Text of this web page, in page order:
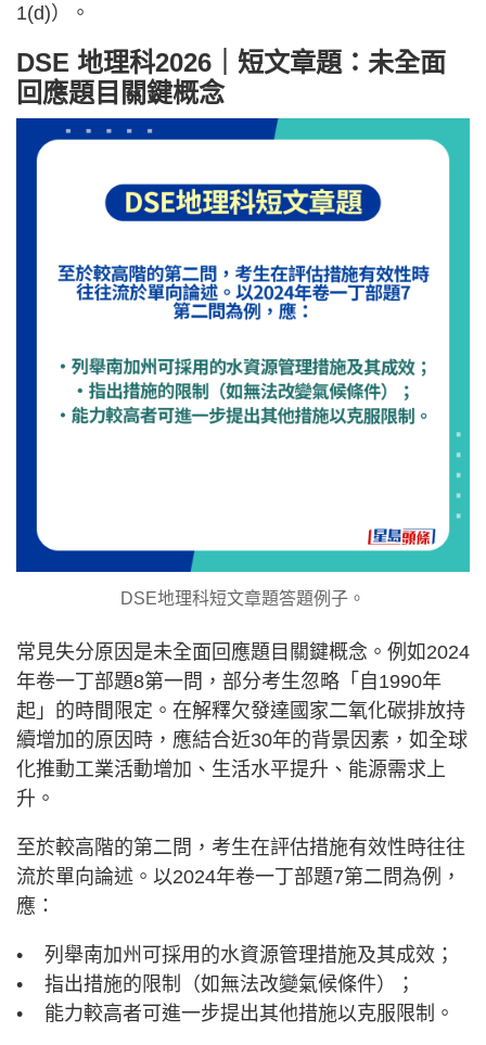
1(d)）。
DSE 地理科2026｜短文章題：未全面
回應題目關鍵概念
DSE地理科短文章題答題例子。
常見失分原因是未全面回應題目關鍵概念。例如2024
年卷一丁部題8第一問，部分考生忽略「自1990年
起」的時間限定。在解釋欠發達國家二氧化碳排放持
續增加的原因時，應結合近30年的背景因素，如全球
化推動工業活動增加、生活水平提升、能源需求上
升。
至於較高階的第二問，考生在評估措施有效性時往往
流於單向論述。以2024年卷一丁部題7第二問為例，
應：
• 列舉南加州可採用的水資源管理措施及其成效；
• 指出措施的限制（如無法改變氣候條件）；
• 能力較高者可進一步提出其他措施以克服限制。